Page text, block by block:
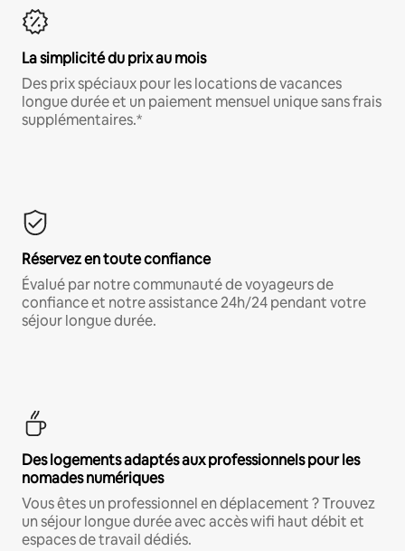
La simplicité du prix au mois
Des prix spéciaux pour les locations de vacances
longue durée et un paiement mensuel unique sans frais
supplémentaires.*
Réservez en toute confiance
Évalué par notre communauté de voyageurs de
confiance et notre assistance 24h/24 pendant votre
séjour longue durée.
Des logements adaptés aux professionnels pour les
nomades numériques
Vous êtes un professionnel en déplacement ? Trouvez
un séjour longue durée avec accès wifi haut débit et
espaces de travail dédiés.